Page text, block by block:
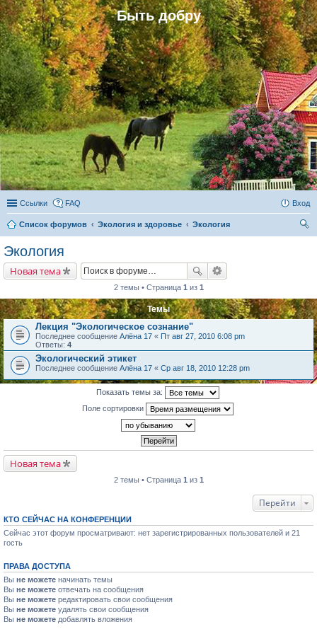
Быть добру
Ссылки FAQ Вход
Список форумов Экология и здоровье
Экология
Экология
Новая тема
2 темы • Страница 1 из 1
Темы
Лекция "Экологическое сознание"
Последнее сообщение Алёна 17 « Пт авг 27, 2010 6:08 pm
Ответы: 4
Экологический этикет
Последнее сообщение Алёна 17 « Ср авг 18, 2010 12:28 pm
Показать темы за:
Поле сортировки
Новая тема
2 темы • Страница 1 из 1
Перейти
КТО СЕЙЧАС НА КОНФЕРЕНЦИИ
Сейчас этот форум просматривают: нет зарегистрированных пользователей и 21
гость
ПРАВА ДОСТУПА
Вы не можете начинать темы
Вы не можете отвечать на сообщения
Вы не можете редактировать свои сообщения
Вы не можете удалять свои сообщения
Вы не можете добавлять вложения